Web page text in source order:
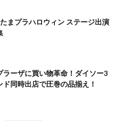
まプラハロウィン ステージ出演
ラーザに買い物革命！ダイソー3
ド同時出店で圧巻の品揃え！